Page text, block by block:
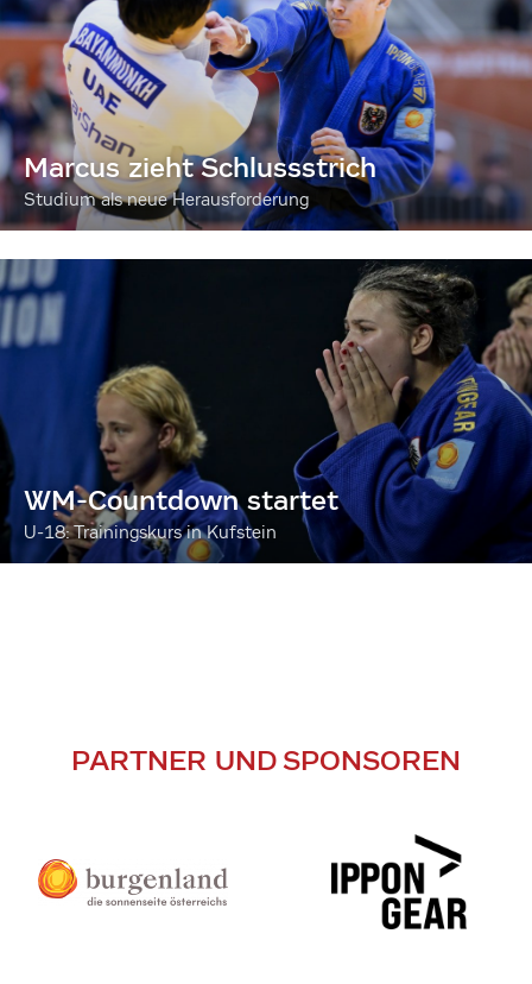
Marcus zieht Schlussstrich
Studium als neue Herausforderung
WM-Countdown startet
U-18: Trainingskurs in Kufstein
PARTNER UND SPONSOREN